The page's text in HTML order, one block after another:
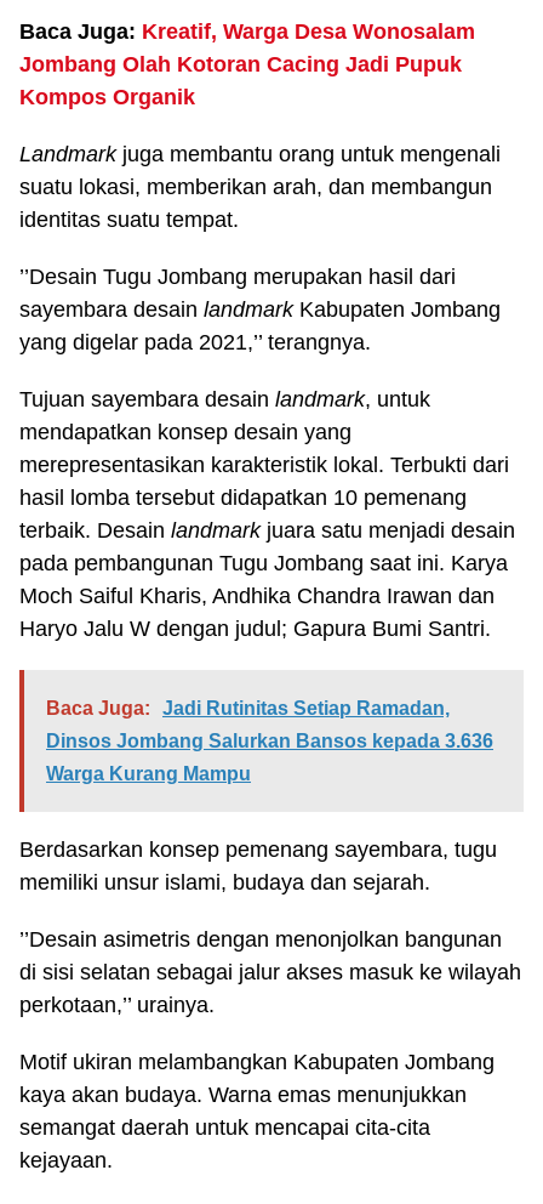
Baca Juga: Kreatif, Warga Desa Wonosalam
Jombang Olah Kotoran Cacing Jadi Pupuk
Kompos Organik
Landmarkjuga membantu orang untuk mengenali
suatu lokasi, memberikan arah, dan membangun
identitas suatu tempat.
’’Desain Tugu Jombang merupakan hasil dari
sayembara desain landmarkKabupaten Jombang
yang digelar pada 2021,’’ terangnya.
Tujuan sayembara desain landmark, untuk
mendapatkan konsep desain yang
merepresentasikan karakteristik lokal. Terbukti dari
hasil lomba tersebut didapatkan 10 pemenang
terbaik. Desain landmark juara satu menjadi desain
pada pembangunan Tugu Jombang saat ini. Karya
Moch Saiful Kharis, Andhika Chandra Irawan dan
Haryo Jalu W dengan judul; Gapura Bumi Santri.
Baca Juga:
Jadi Rutinitas Setiap Ramadan,
Dinsos Jombang Salurkan Bansos kepada 3.636
Warga Kurang Mampu
Berdasarkan konsep pemenang sayembara, tugu
memiliki unsur islami, budaya dan sejarah.
’’Desain asimetris dengan menonjolkan bangunan
di sisi selatan sebagai jalur akses masuk ke wilayah
perkotaan,’’ urainya.
Motif ukiran melambangkan Kabupaten Jombang
kaya akan budaya. Warna emas menunjukkan
semangat daerah untuk mencapai cita-cita
kejayaan.